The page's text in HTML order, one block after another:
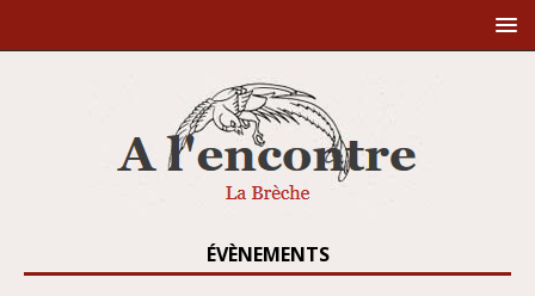
ÉVÈNEMENTS